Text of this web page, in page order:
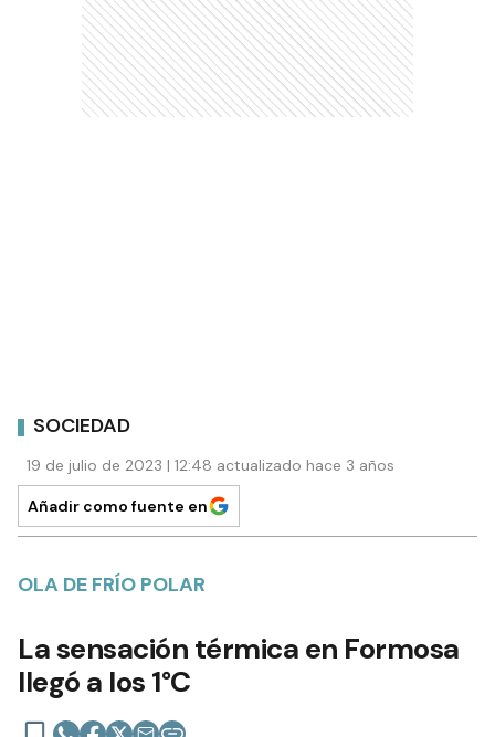
SOCIEDAD
19 de julio de 2023 | 12:48 actualizado hace 3 años
Añadir como fuente en
OLA DE FRÍO POLAR
La sensación térmica en Formosa
llegó a los 1°C